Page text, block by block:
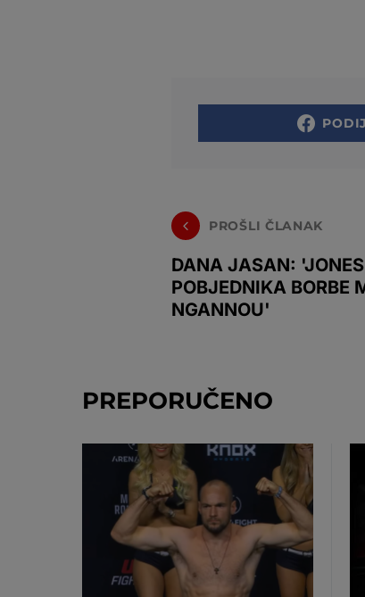
PROŠLI ČLANAK
DANA JASAN:
POBJEDNIKA BORBE
NGANNOU'
PREPORUČENO